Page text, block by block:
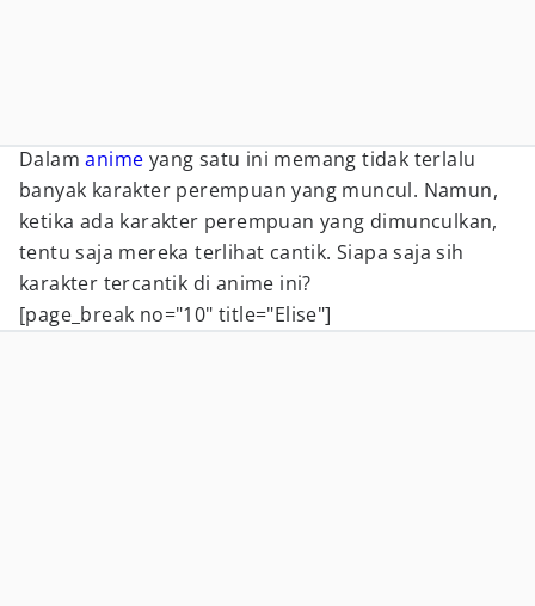
Dalamanime yang satu ini memang tidak terlalu
banyak karakter perempuan yang muncul. Namun,
ketika ada karakter perempuan yang dimunculkan,
tentu saja mereka terlihat cantik. Siapa saja sih
karakter tercantik di anime ini?
[page_break no="10" title="Elise"]